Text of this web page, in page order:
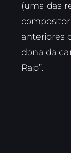
(uma das
anteriores
dona da
Rap”.